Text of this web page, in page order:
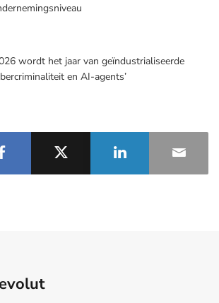
wordt het jaar van geïndustrialiseerde
en AI-agents’